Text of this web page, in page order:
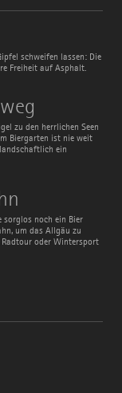
schweifen lassen: Die
Freiheit auf Asphalt.
zu den herrlichen Seen
Biergarten ist nie weit
ein
sorglos noch ein Bier
um das Allgäu zu
Radtour oder Wintersport